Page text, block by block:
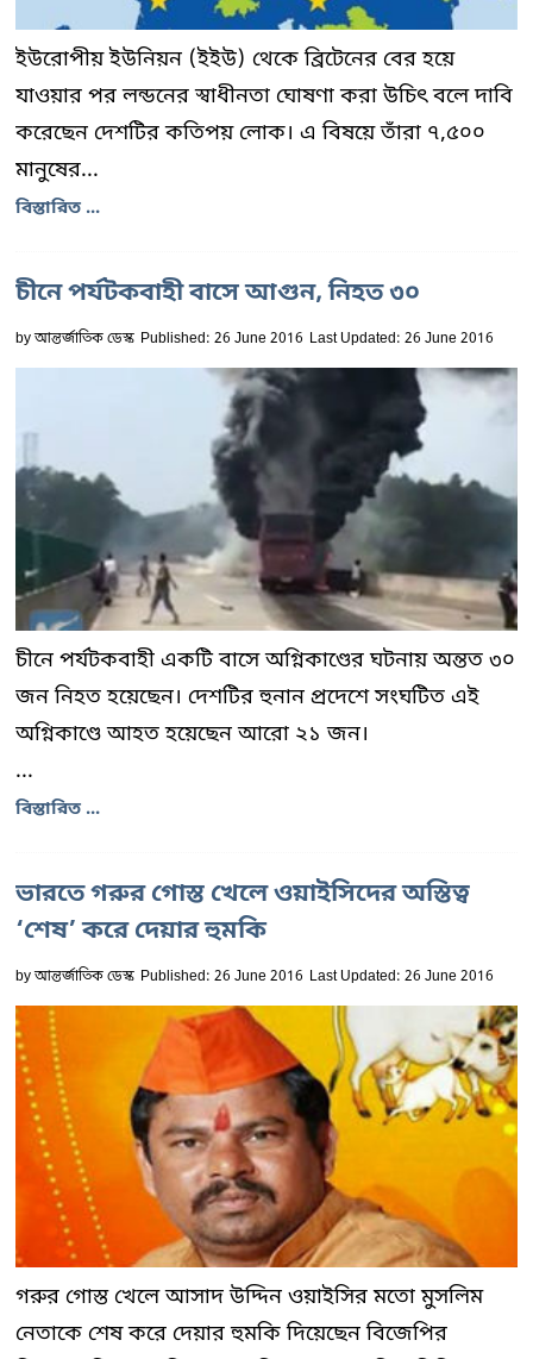
ইউরোপীয় ইউনিয়ন (ইইউ) থেকে ব্রিটেনের বের হয়ে
যাওয়ার পর লন্ডনের স্বাধীনতা ঘোষণা করা উচিৎ বলে দাবি
করেছেন দেশটির কতিপয় লোক। এ বিষয়ে তাঁরা ৭,৫০০
মানুষের...
বিস্তারিত ...
চীনে পর্যটকবাহী বাসে আগুন, নিহত ৩০
byআন্তর্জাতিক ডেস্ক Published: 26 June 2016 Last Updated: 26 June 2016
চীনে পর্যটকবাহী একটি বাসে অগ্নিকাণ্ডের ঘটনায় অন্তত ৩০
জন নিহত হয়েছেন। দেশটির হুনান প্রদেশে সংঘটিত এই
অগ্নিকাণ্ডে আহত হয়েছেন আরো ২১ জন।
...
বিস্তারিত ...
ভারতে গরুর গোস্ত খেলে ওয়াইসিদের অস্তিত্ব
‘শেষ’ করে দেয়ার হুমকি
byআন্তর্জাতিক ডেস্ক Published: 26 June 2016 Last Updated: 26 June 2016
গরুর গোস্ত খেলে আসাদ উদ্দিন ওয়াইসির মতো মুসলিম
নেতাকে শেষ করে দেয়ার হুমকি দিয়েছেন বিজেপির